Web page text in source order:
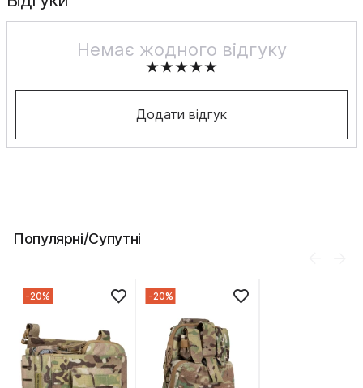
Немає жодного відгуку
Додати відгук
Популярні/Супутні
-20% -20%